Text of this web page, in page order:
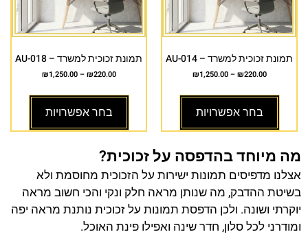
תמונת זכוכית למשרד – AU-014
₪220.00
–
₪1,250.00
בחר אפשרויות
תמונת זכוכית למשרד – AU-018
₪220.00
–
₪1,250.00
בחר אפשרויות
מה מיוחד בהדפסה על זכוכית?
אצלנו מדפיסים תמונות ישירות על הזכוכית מחוסמת ולא
בשיטת ההדבק, מה שנותן מראה חלק ונקי והכי חשוב מראה
יוקרתי ושונה. ולכן הדפסת תמונות על זכוכית נותנת מראה יפה
ומודרני לכל סלון, חדר שינה ואפילו פינת האוכל.